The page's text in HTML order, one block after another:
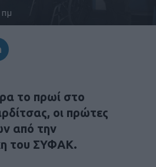
πμ
το πρωί στο
οι πρώτες
από την
του ΣΥΦΑΚ.